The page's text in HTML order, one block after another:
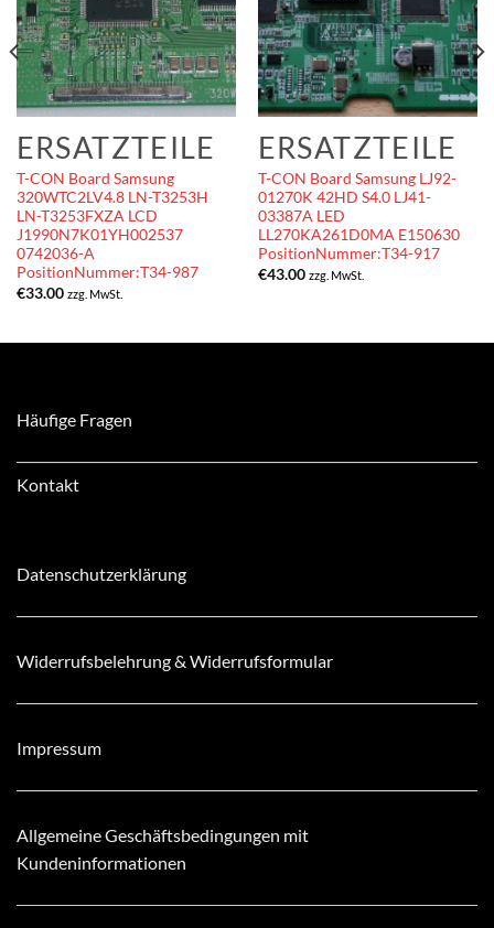
ERSATZTEILE
T-CON Board Samsung
320WTC2LV4.8 LN-T3253H
LN-T3253FXZA LCD
J1990N7K01YH002537
0742036-A
PositionNummer:T34-987
€33.00 zzg. MwSt.
ERSATZTEILE
T-CON Board Samsung LJ92-
01270K 42HD S4.0 LJ41-
03387A LED
LL270KA261D0MA E150630
PositionNummer:T34-917
€43.00 zzg. MwSt.
Häufige Fragen
Kontakt
Datenschutzerklärung
Widerrufsbelehrung & Widerrufsformular
Impressum
Allgemeine Geschäftsbedingungen mit
Kundeninformationen